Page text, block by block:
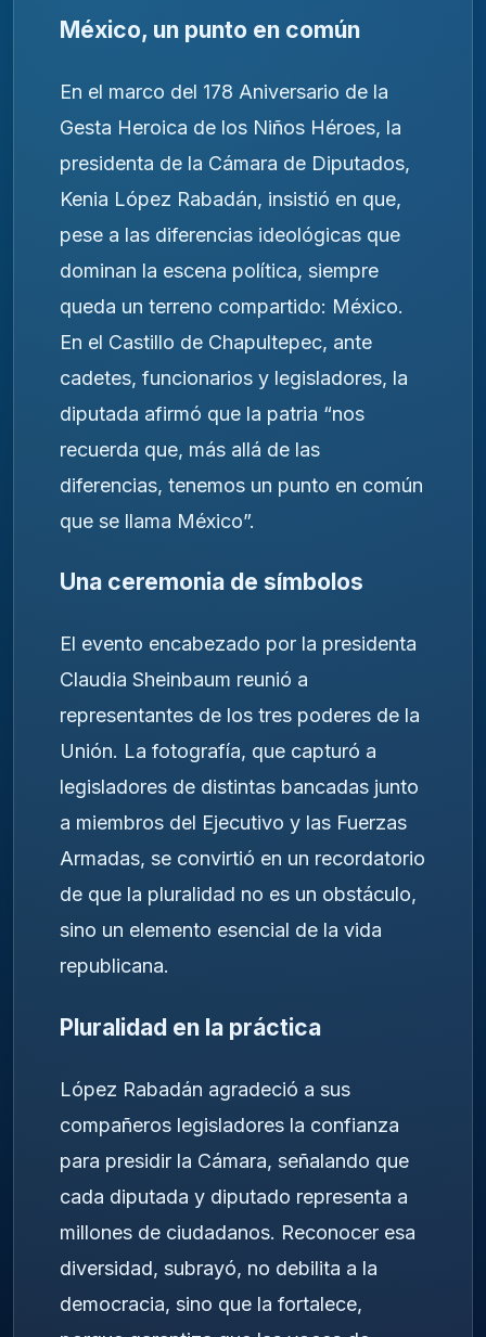
México, un punto en común
En el marco del 178 Aniversario de la
Gesta Heroica de los Niños Héroes, la
presidenta de la Cámara de Diputados,
Kenia López Rabadán, insistió en que,
pese a las diferencias ideológicas que
dominan la escena política, siempre
queda un terreno compartido: México.
En el Castillo de Chapultepec, ante
cadetes, funcionarios y legisladores, la
diputada afirmó que la patria “nos
recuerda que, más allá de las
diferencias, tenemos un punto en común
que se llama México”.
Una ceremonia de símbolos
El evento encabezado por la presidenta
Claudia Sheinbaum reunió a
representantes de los tres poderes de la
Unión. La fotografía, que capturó a
legisladores de distintas bancadas junto
a miembros del Ejecutivo y las Fuerzas
Armadas, se convirtió en un recordatorio
de que la pluralidad no es un obstáculo,
sino un elemento esencial de la vida
republicana.
Pluralidad en la práctica
López Rabadán agradeció a sus
compañeros legisladores la confianza
para presidir la Cámara, señalando que
cada diputada y diputado representa a
millones de ciudadanos. Reconocer esa
diversidad, subrayó, no debilita a la
democracia, sino que la fortalece,